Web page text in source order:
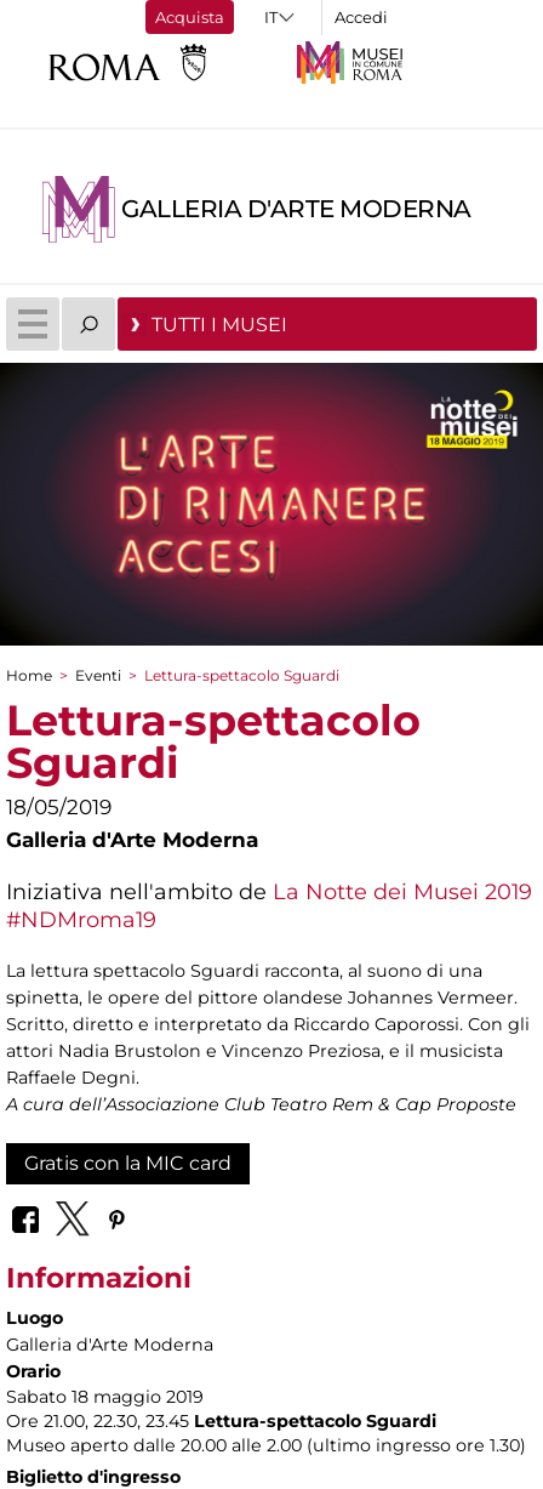
Acquista Accedi
GALLERIA D'ARTE MODERNA
TUTTI I MUSEI
Tu sei qui
Home > Eventi > Lettura-spettacolo Sguardi
Lettura-spettacolo
Sguardi
18/05/2019
Galleria d'Arte Moderna
Iniziativa nell'ambito de La Notte dei Musei 2019
#NDMroma19
La lettura spettacolo Sguardi racconta, al suono di una
spinetta, le opere del pittore olandese Johannes Vermeer.
Scritto, diretto e interpretato da Riccardo Caporossi. Con gli
attori Nadia Brustolon e Vincenzo Preziosa, e il musicista
Raffaele Degni.
A cura dell’Associazione Club Teatro Rem & Cap Proposte
Gratis con la MIC card
Informazioni
Luogo
Galleria d'Arte Moderna
Orario
Sabato 18 maggio 2019
Ore 21.00, 22.30, 23.45 Lettura-spettacolo Sguardi
Museo aperto dalle 20.00 alle 2.00 (ultimo ingresso ore 1.30)
Biglietto d'ingresso